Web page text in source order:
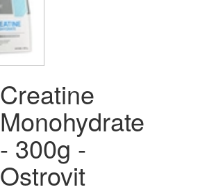
Creatine
Monohydrate
- 300g -
Ostrovit